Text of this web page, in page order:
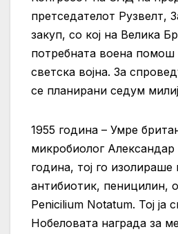
претседателот Рузвелт,
закуп, со кој на Велика
потребната воена помош
светска војна. За
се планирани седум
1955 година – Умре
микробиолог
година, тој го изолираше
антибиотик, пеницилин,
Penicilium Notatum. Тој ја
Нобеловата награда за